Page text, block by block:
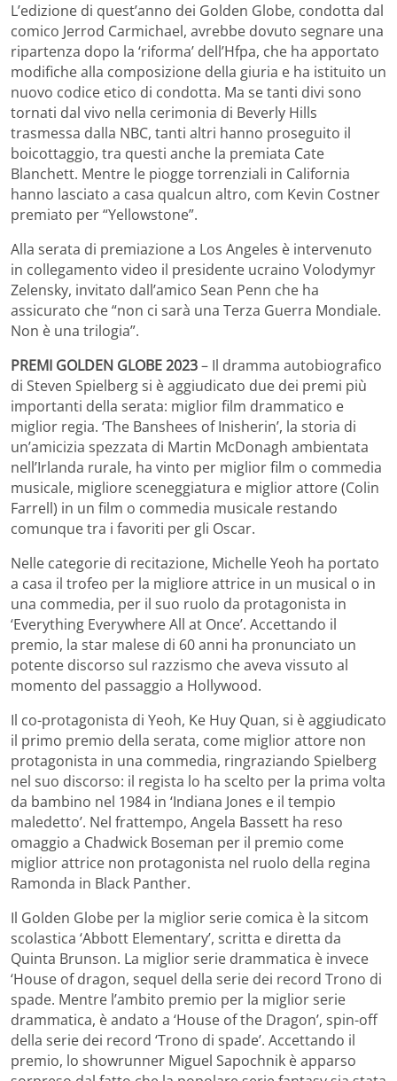
L’edizione di quest’anno dei Golden Globe, condotta dal
comico Jerrod Carmichael, avrebbe dovuto segnare una
ripartenza dopo la ‘riforma’ dell’Hfpa, che ha apportato
modifiche alla composizione della giuria e ha istituito un
nuovo codice etico di condotta. Ma se tanti divi sono
tornati dal vivo nella cerimonia di Beverly Hills
trasmessa dalla NBC, tanti altri hanno proseguito il
boicottaggio, tra questi anche la premiata Cate
Blanchett. Mentre le piogge torrenziali in California
hanno lasciato a casa qualcun altro, com Kevin Costner
premiato per “Yellowstone”.
Alla serata di premiazione a Los Angeles è intervenuto
in collegamento video il presidente ucraino Volodymyr
Zelensky, invitato dall’amico Sean Penn che ha
assicurato che “non ci sarà una Terza Guerra Mondiale.
Non è una trilogia”.
PREMI GOLDEN GLOBE 2023– Il dramma autobiografico
di Steven Spielberg si è aggiudicato due dei premi più
importanti della serata: miglior film drammatico e
miglior regia. ‘The Banshees of Inisherin’, la storia di
un’amicizia spezzata di Martin McDonagh ambientata
nell’Irlanda rurale, ha vinto per miglior film o commedia
musicale, migliore sceneggiatura e miglior attore (Colin
Farrell) in un film o commedia musicale restando
comunque tra i favoriti per gli Oscar.
Nelle categorie di recitazione, Michelle Yeoh ha portato
a casa il trofeo per la migliore attrice in un musical o in
una commedia, per il suo ruolo da protagonista in
‘Everything Everywhere All at Once’. Accettando il
premio, la star malese di 60 anni ha pronunciato un
potente discorso sul razzismo che aveva vissuto al
momento del passaggio a Hollywood.
Il co-protagonista di Yeoh, Ke Huy Quan, si è aggiudicato
il primo premio della serata, come miglior attore non
protagonista in una commedia, ringraziando Spielberg
nel suo discorso: il regista lo ha scelto per la prima volta
da bambino nel 1984 in ‘Indiana Jones e il tempio
maledetto’. Nel frattempo, Angela Bassett ha reso
omaggio a Chadwick Boseman per il premio come
miglior attrice non protagonista nel ruolo della regina
Ramonda in Black Panther.
Il Golden Globe per la miglior serie comica è la sitcom
scolastica ‘Abbott Elementary’, scritta e diretta da
Quinta Brunson. La miglior serie drammatica è invece
‘House of dragon, sequel della serie dei record Trono di
spade. Mentre l’ambito premio per la miglior serie
drammatica, è andato a ‘House of the Dragon’, spin-off
della serie dei record ‘Trono di spade’. Accettando il
premio, lo showrunner Miguel Sapochnik è apparso